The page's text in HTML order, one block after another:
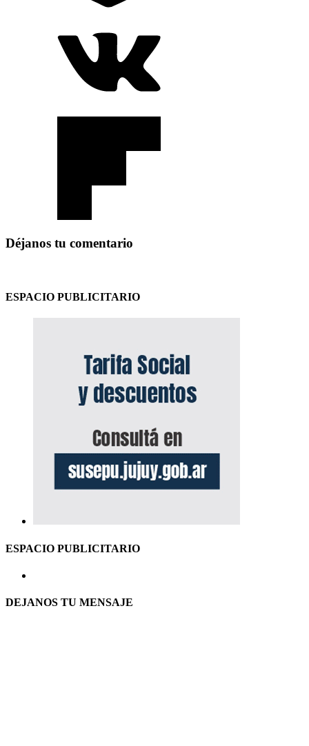
Déjanos tu comentario
ESPACIO PUBLICITARIO
ESPACIO PUBLICITARIO
DEJANOS TU MENSAJE